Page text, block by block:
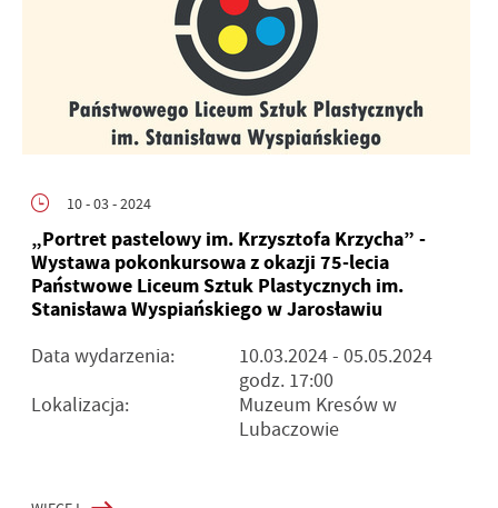
10 - 03 - 2024
„Portret pastelowy im. Krzysztofa Krzycha” -
Wystawa pokonkursowa z okazji 75-lecia
Państwowe Liceum Sztuk Plastycznych im.
Stanisława Wyspiańskiego w Jarosławiu
Data wydarzenia: 10.03.2024- 05.05.2024
godz. 17:00
Lokalizacja:
Muzeum Kresów w
Lubaczowie